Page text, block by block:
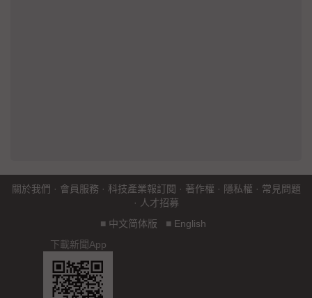
關於我們 · 會員服務 · 科技產業報訂閱 · 著作權 · 隱私權 · 常見問題
· 人才招募
■ 中文简体版 ■ English
下載新聞App